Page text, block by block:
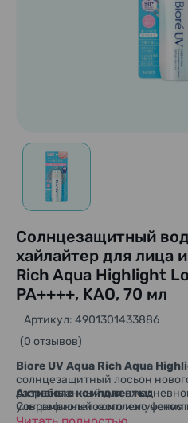
Солнцезащитный
хайлайтер для лица
Rich Aqua Highlight
PA++++, KAO, 70 мл
(0 отзывов)
Артикул: 4901301433886
Biore UV Aqua Rich Aqua
солнцезащитный лосьон
разработанный для
ультрафиолетового
естественного сияния.
Активные компоненты:
Современный комплекс
обеспечивает широкий спектр